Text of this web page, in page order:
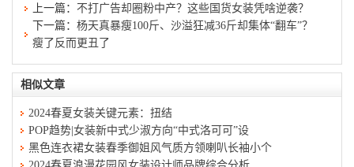
上一篇： 不打广告却圈粉中产？这些国货女装凭啥逆袭？
下一篇： 杨天真暴瘦100斤、沙溢狂减36斤却集体“翻车”？
瘦了反而更丑了
相似文章
2024春夏女装关键元素：扭结
POP趋势|女装新中式少淑方向“中式洛可可”设
黑色连衣裙女装春季御姐风气质方领喇叭长袖小个